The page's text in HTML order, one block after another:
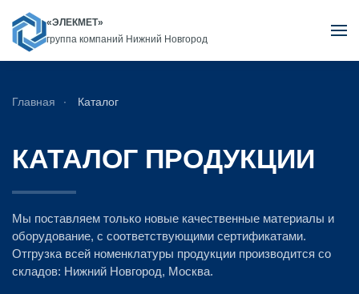
Skip to main content
«ЭЛЕКМЕТ»
группа компаний Нижний Новгород
Главная Каталог
КАТАЛОГ ПРОДУКЦИИ
Мы поставляем только новые качественные материалы и
оборудование, с соответствующими сертификатами.
Отгрузка всей номенклатуры продукции производится со
складов: Нижний Новгород, Москва.